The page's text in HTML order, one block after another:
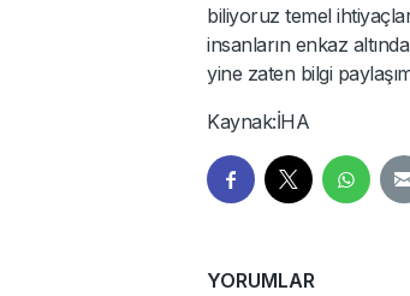
biliyoruz temel
insanların enkaz
yine zaten bilgi
Kaynak:İHA
YORUMLAR